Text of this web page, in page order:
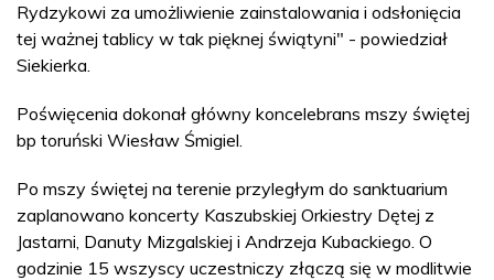
Rydzykowi za umożliwienie zainstalowania i odsłonięcia
tej ważnej tablicy w tak pięknej świątyni" - powiedział
Siekierka.
Poświęcenia dokonał główny koncelebrans mszy świętej
bp toruński Wiesław Śmigiel.
Po mszy świętej na terenie przyległym do sanktuarium
zaplanowano koncerty Kaszubskiej Orkiestry Dętej z
Jastarni, Danuty Mizgalskiej i Andrzeja Kubackiego. O
godzinie 15 wszyscy uczestniczy złączą się w modlitwie